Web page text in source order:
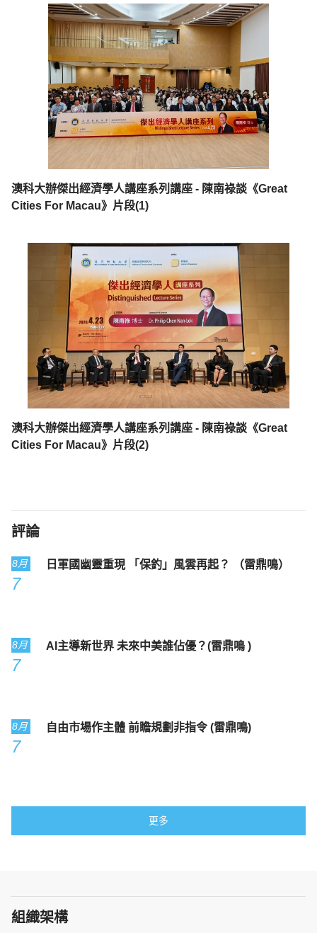
澳科大辦傑出經濟學人講座系列講座 - 陳南祿談《Great
Cities For Macau》片段(1)
澳科大辦傑出經濟學人講座系列講座 - 陳南祿談《Great
Cities For Macau》片段(2)
評論
8月
7
日軍國幽靈重現 「保釣」風雲再起？ （雷鼎鳴）
8月
7
AI主導新世界 未來中美誰佔優？(雷鼎鳴 )
8月
7
自由市場作主體 前瞻規劃非指令 (雷鼎鳴)
更多
組織架構